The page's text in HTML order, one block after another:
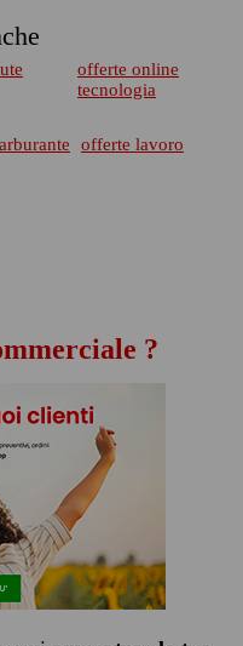
offerte online
tecnologia
offerte lavoro
?